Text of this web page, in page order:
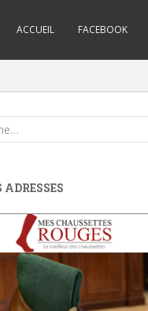
ACCUEIL FACEBOOK
ADRESSES